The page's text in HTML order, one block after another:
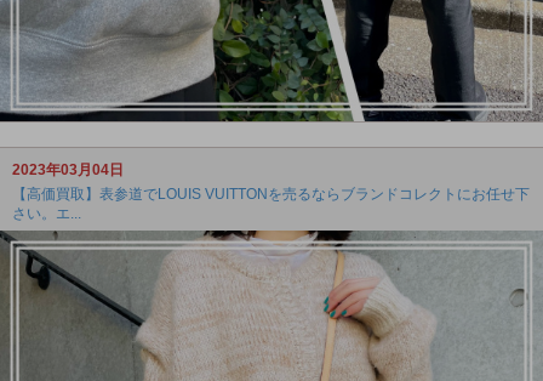
2023年03月04日
【高価買取】表参道でLOUIS VUITTONを売るならブランドコレクトにお任せ下
さい。エ...